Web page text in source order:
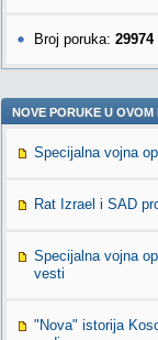
Broj poruka: 29974
NOVE PORUKE U OVOM
Specijalna vojna
Rat Izrael i SAD
Specijalna vojna
vesti
"Nova" istorija